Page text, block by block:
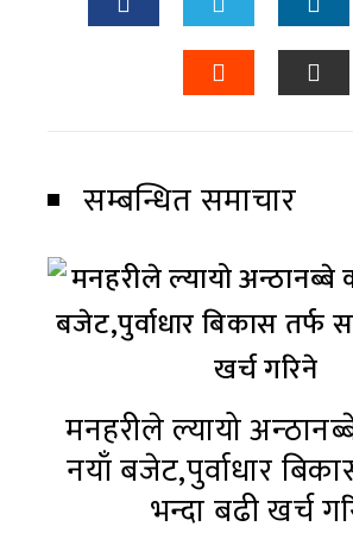
सम्बन्धित समाचार
मनहरीले ल्यायो
नयाँ बजेट,पुर्वाधार
भन्दा बढी खर्च